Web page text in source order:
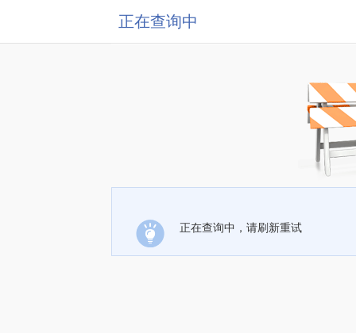
正在查询中
正在查询中，请刷新重试